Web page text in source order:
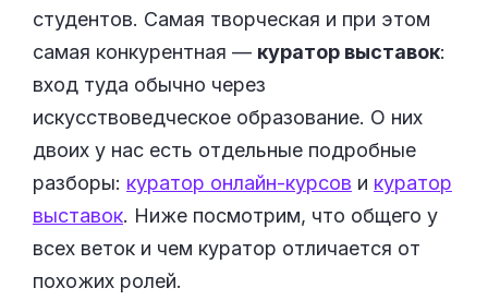
студентов. Самая творческая и при этом
самая конкурентная — куратор выставок:
вход туда обычно через
искусствоведческое образование. О них
двоих у нас есть отдельные подробные
разборы: куратор онлайн-курсов и куратор
выставок. Ниже посмотрим, что общего у
всех веток и чем куратор отличается от
похожих ролей.